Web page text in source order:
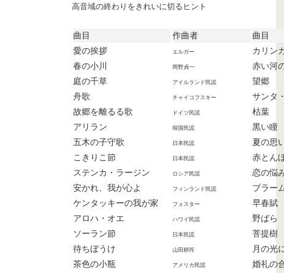
高音域の終わりをきれいに切るヒント
曲目 作曲者
曲目
愛の挨拶
エルガー
カリン
春の小川
岡野貞一
赤い河
庭の千草
アイルランド民謡
望郷
舟歌
チャイコフスキー
サンタ
故郷を離るる歌
ドイツ民謡
枯葉
アリラン
韓国民謡
黒い瞳
五木の子守歌
日本民謡
夏の思
こきりこ節
日本民謡
赤とん
ステンカ・ラージン
ロシア民謡
恋の悩
安かれ、我が心よ
フィンランド民謡
ブラー
ケンタッキーの我が家
フォスター
早春賦
アロハ・オエ
ハワイ民謡
野ばら
ソーラン節
日本民謡
菩提樹
待ちぼうけ
山田耕筰
月の光
茶色の小瓶
アメリカ民謡
婚礼の